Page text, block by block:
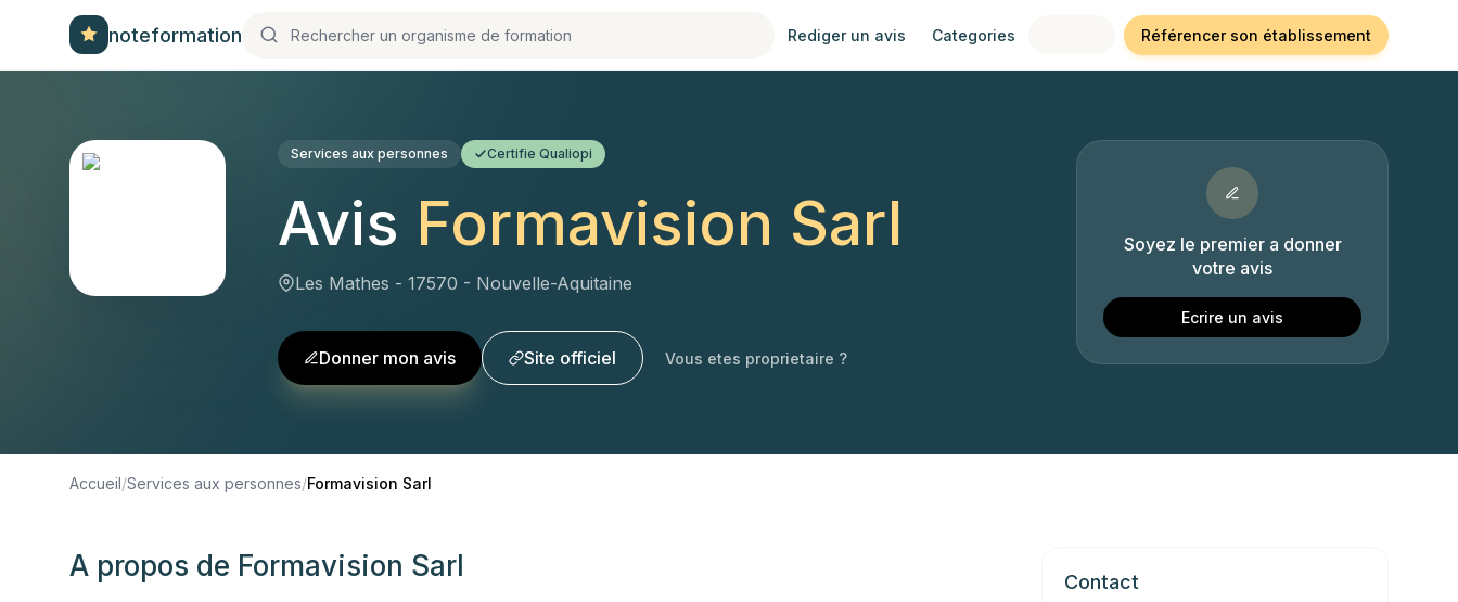
noteformation Rediger un avis Categories Référencer son établissement
Services aux personnes Certifie Qualiopi
Avis Formavision Sarl
Les Mathes - 17570 - Nouvelle-Aquitaine
Donner mon avis Site officiel Vous etes proprietaire ?
Soyez le premier a donner
votre avis
Ecrire un avis
Accueil/Services aux personnes/Formavision Sarl
A propos de Formavision Sarl Contact